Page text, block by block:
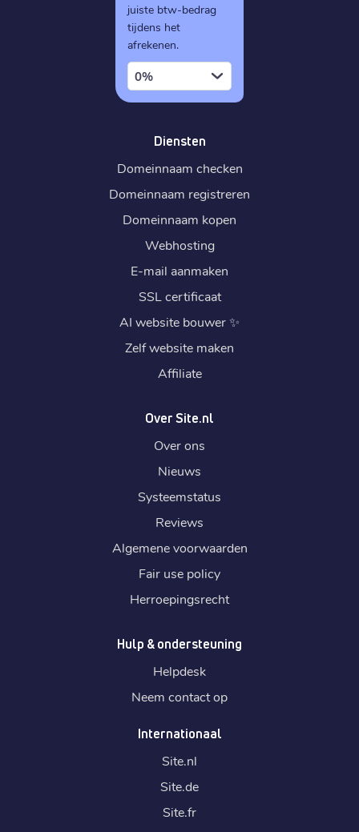
juiste btw-bedrag
tijdens het
afrekenen.
0%
Diensten
Domeinnaam checken
Domeinnaam registreren
Domeinnaam kopen
Webhosting
E-mail aanmaken
SSL certificaat
AI website bouwer✨
Zelf website maken
Affiliate
Over Site.nl
Over ons
Nieuws
Systeemstatus
Reviews
Algemene voorwaarden
Fair use policy
Herroepingsrecht
Hulp & ondersteuning
Helpdesk
Neem contact op
Internationaal
Site.nl
Site.de
Site.fr